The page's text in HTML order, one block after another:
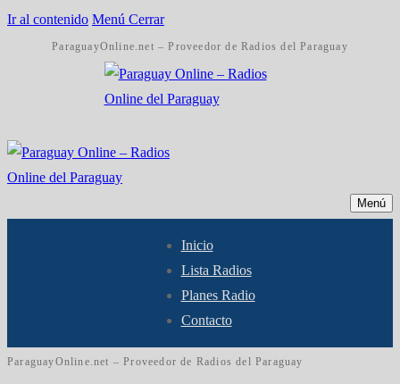
Ir al contenido Menú Cerrar
ParaguayOnline.net – Proveedor de Radios del Paraguay
Menú
Inicio
Lista Radios
Planes Radio
Contacto
ParaguayOnline.net – Proveedor de Radios del Paraguay